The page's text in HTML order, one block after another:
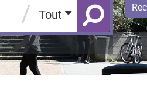
/ Tout